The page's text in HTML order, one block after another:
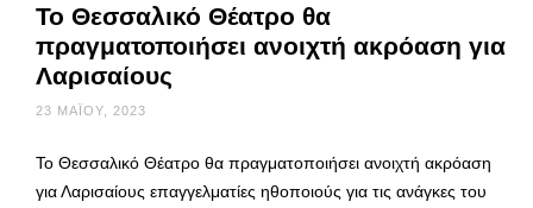
Το Θεσσαλικό Θέατρο θα
πραγματοποιήσει ανοιχτή ακρόαση για
Λαρισαίους
23 ΜΑΪ́ΟΥ, 2023
Το Θεσσαλικό Θέατρο θα πραγματοποιήσει ανοιχτή ακρόαση
για Λαρισαίους επαγγελματίες ηθοποιούς για τις ανάγκες του